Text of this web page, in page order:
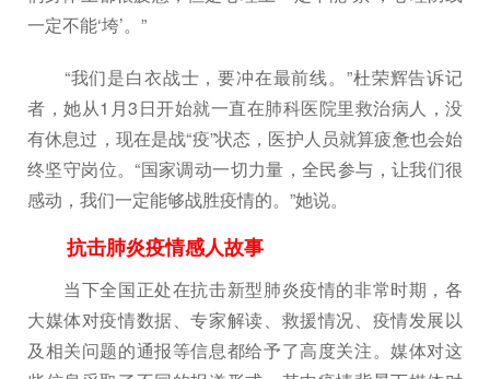
一定不能‘垮’。”
“我们是白衣战士，要冲在最前线。”杜荣辉告诉记
者，她从1月3日开始就一直在肺科医院里救治病人，没
有休息过，现在是战“疫”状态，医护人员就算疲惫也会始
终坚守岗位。“国家调动一切力量，全民参与，让我们很
感动，我们一定能够战胜疫情的。”她说。
抗击肺炎疫情感人故事
当下全国正处在抗击新型肺炎疫情的非常时期，各
大媒体对疫情数据、专家解读、救援情况、疫情发展以
及相关问题的通报等信息都给予了高度关注。媒体对这